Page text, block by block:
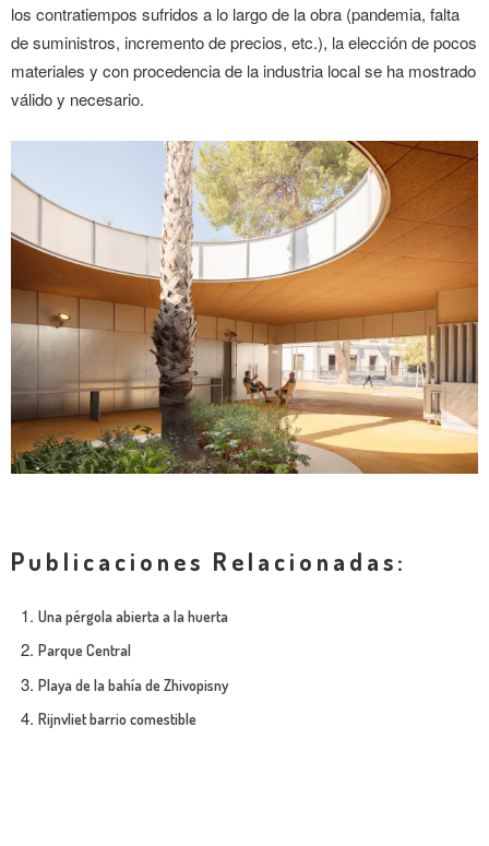
los contratiempos sufridos a lo largo de la obra (pandemia, falta
de suministros, incremento de precios, etc.), la elección de pocos
materiales y con procedencia de la industria local se ha mostrado
válido y necesario.
Publicaciones Relacionadas:
Una pérgola abierta a la huerta
Parque Central
Playa de la bahía de Zhivopisny
Rijnvliet barrio comestible